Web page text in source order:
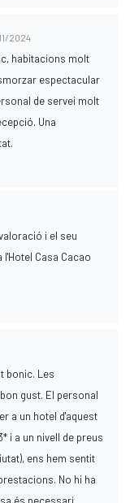
2024
habitacions molt
espectacular
de servei molt
Una
i el seu
Casa Cacao
bonic. Les
gust. El personal
a un hotel d'aquest
i a un nivell de preus
ens hem sentit
No hi ha
és necessari